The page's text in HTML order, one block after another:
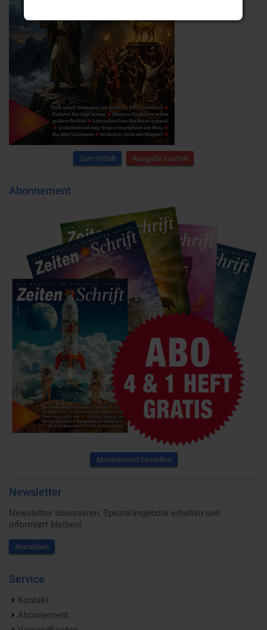
Zum Inhalt Ausgabe kaufen
Abonnement
Abonnement bestellen
Newsletter
Newsletter abonnieren, Spezialangebote erhalten und
informiert bleiben!
Anmelden
Service
Kontakt
Abonnement